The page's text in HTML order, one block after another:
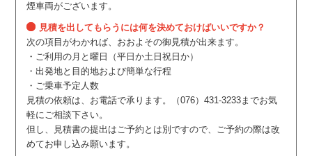
煙車両がございます。
見積を出してもらうには何を決めておけばいいですか？
次の項目がわかれば、おおよその御見積が出来ます。
・ご利用の月と曜日（平日か土日祝日か）
・出発地と目的地および簡単な行程
・ご乗車予定人数
見積の依頼は、お電話で承ります。（076）431-3233までお気
軽にご相談下さい。
但し、見積書の提出はご予約とは別ですので、ご予約の際は改
めてお申し込み願います。